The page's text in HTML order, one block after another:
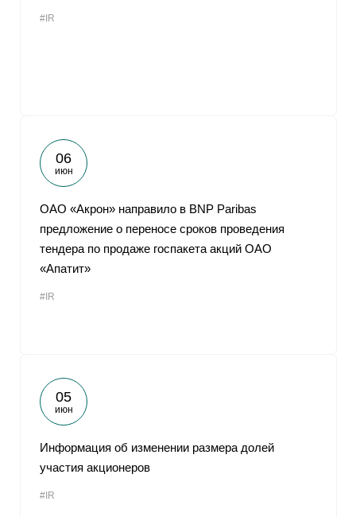
#IR
06
июн
ОАО «Акрон» направило в BNP Paribas
предложение о переносе сроков проведения
тендера по продаже госпакета акций ОАО
«Апатит»
#IR
05
июн
Информация об изменении размера долей
участия акционеров
#IR